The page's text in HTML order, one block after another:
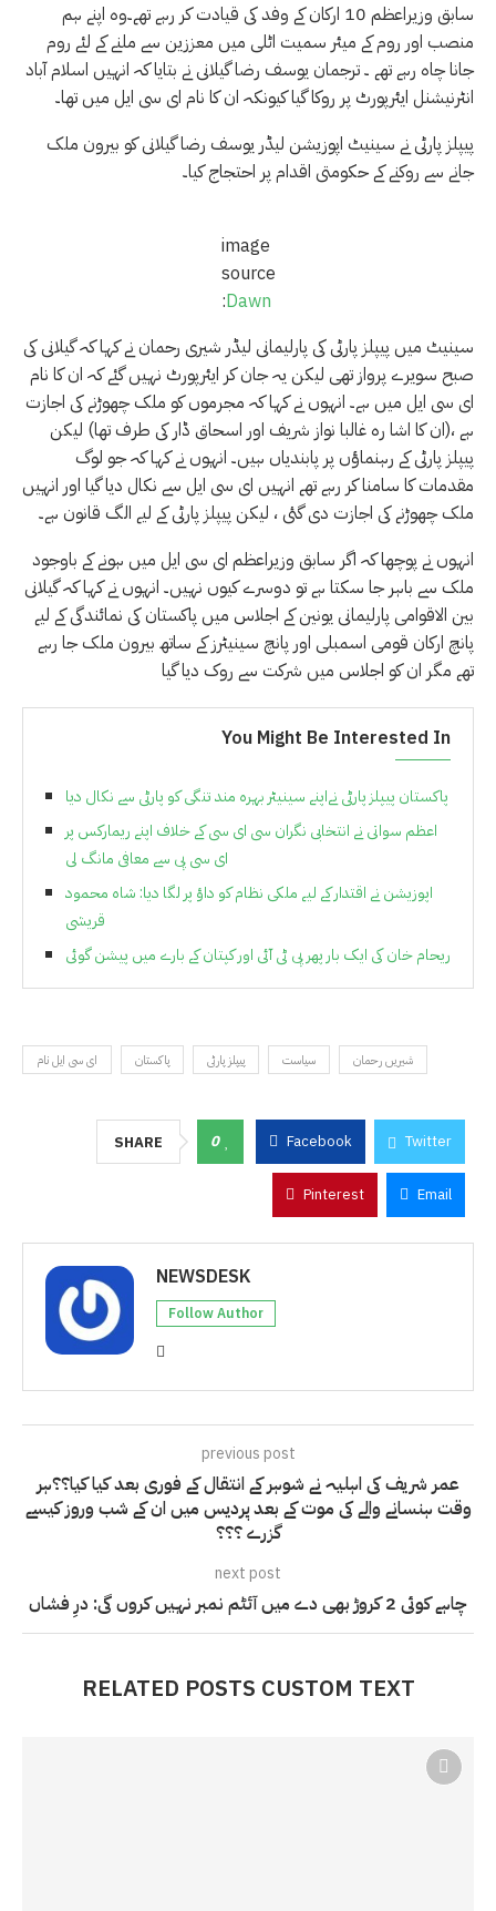
سابق وزیراعظم 10 ارکان کے وفد کی قیادت کر رہے تھے۔وہ اپنے ہم
منصب اور روم کے میئر سمیت اٹلی میں معززین سے ملنے کے لئے روم
جانا چاہ رہے تھے ۔ ترجمان یوسف رضا گیلانی نے بتایا کہ انہیں اسلام آباد
انٹرنیشنل ایئرپورٹ پر روکا گیا کیونکہ ان کا نام ای سی ایل میں تھا۔
پیپلز پارٹی نے سینیٹ اپوزیشن لیڈر یوسف رضا گیلانی کو بیرون ملک
جانے سے روکنے کے حکومتی اقدام پر احتجاج کیا۔
image
source
:Dawn
سینیٹ میں پیپلز پارٹی کی پارلیمانی لیڈر شیری رحمان نے کہا کہ گیلانی کی
صبح سویرے پرواز تھی لیکن یہ جان کر ایئرپورٹ نہیں گئے کہ ان کا نام
ای سی ایل میں ہے۔ انہوں نے کہا کہ مجرموں کو ملک چھوڑنے کی اجازت
ہے ،(ان کا اشا رہ غالبا نواز شریف اور اسحاق ڈار کی طرف تھا) لیکن
پیپلز پارٹی کے رہنماؤں پر پابندیاں ہیں۔ انہوں نے کہا کہ جو لوگ
مقدمات کا سامنا کر رہے تھے انہیں ای سی ایل سے نکال دیا گیا اور انہیں
ملک چھوڑنے کی اجازت دی گئی ، لیکن پیپلز پارٹی کے لیے الگ قانون ہے۔
انہوں نے پوچھا کہ اگر سابق وزیراعظم ای سی ایل میں ہونے کے باوجود
ملک سے باہر جا سکتا ہے تو دوسرے کیوں نہیں۔ انہوں نے کہا کہ گیلانی
بین الاقوامی پارلیمانی یونین کے اجلاس میں پاکستان کی نمائندگی کے لیے
پانچ ارکان قومی اسمبلی اور پانچ سینیٹرز کے ساتھ بیرون ملک جا رہے
تھے مگر ان کو اجلاس میں شرکت سے روک دیا گیا
You Might Be Interested In
پاکستان پیپلز پارٹی نےاپنے سینیٹر بہرہ مند تنگی کو پارٹی سے نکال دیا
اعظم سواتی نے انتخابی نگران سی ای سی کے خلاف اپنے ریمارکس پر
ای سی پی سے معافی مانگ لی
اپوزیشن نے اقتدار کے لیے ملکی نظام کو داؤ پر لگا دیا: شاہ محمود
قریشی
ریحام خان کی ایک بار پھر پی ٹی آئی اور کپتان کے بارے میں پیشن گوئی
ای سی ایل نام پاکستان پیپلز پارٹی سیاست شیریں رحمان
SHARE 0 Facebook Twitter
Pinterest Email
NEWSDESK
Follow Author
previous post
عمر شریف کی اہلیہ نے شوہر کے انتقال کے فوری بعد کیا کیا؟؟ہر
وقت ہنسانے والے کی موت کے بعد پردیس میں ان کے شب وروز کیسے
گزرے ؟؟؟
next post
چاہے کوئی 2 کروڑ بھی دے میں آئٹم نمبر نہیں کروں گی: درِ فشاں
RELATED POSTS CUSTOM TEXT